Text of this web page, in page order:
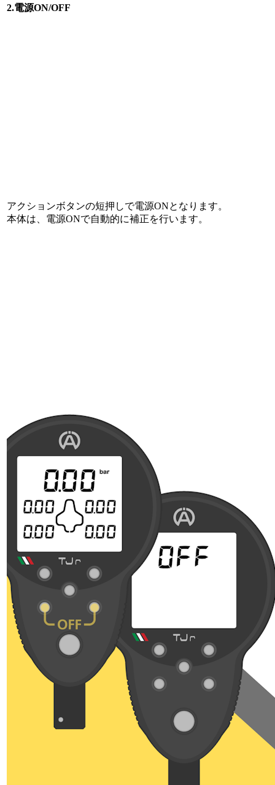
2.電源ON/OFF
アクションボタンの短押しで電源ONとなります。
本体は、電源ONで自動的に補正を行います。